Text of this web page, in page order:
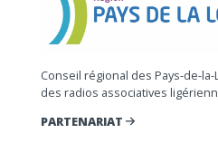
Conseil régional des Pays-de-
des radios associatives
PARTENARIAT